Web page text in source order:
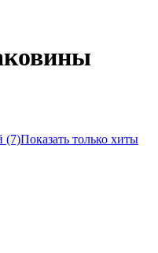
(7)Показать только хиты